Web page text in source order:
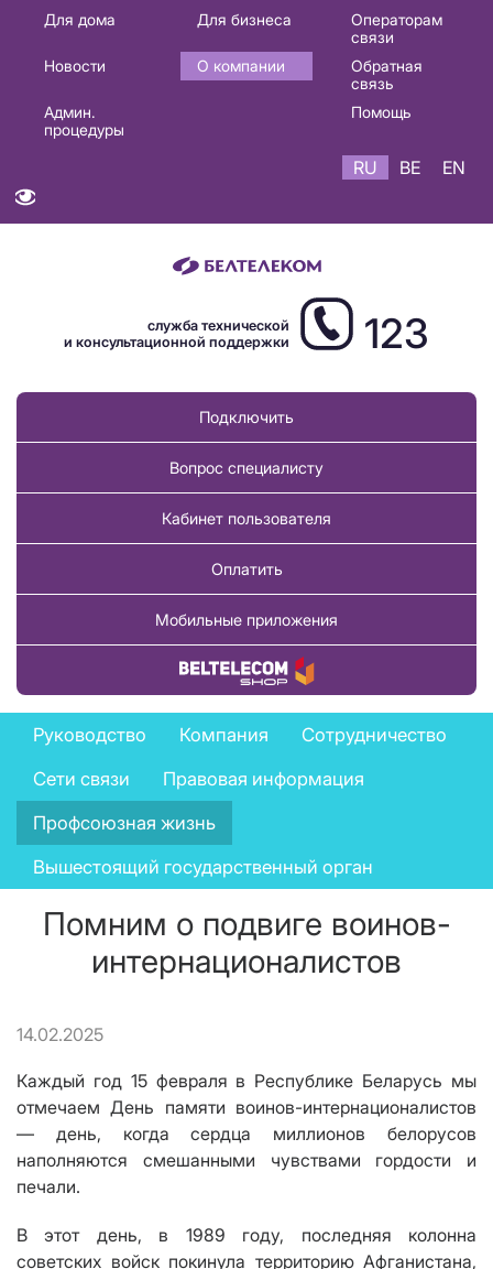
Основная
навигация
Для дома Для бизнеса
Операторам
связи
Новости
О компании
Обратная
связь
Админ.
процедуры
Помощь
RU BE EN
служба технической
и консультационной поддержки
123
Подключить
Вопрос специалисту
Кабинет пользователя
Оплатить
Мобильные приложения
Купить товар
Company
menu
Руководство Компания
Сотрудничество
Сети связи
Правовая информация
Профсоюзная жизнь
Вышестоящий государственный орган
Помним о подвиге воинов-
интернационалистов
14.02.2025
Каждый год 15 февраля в Республике Беларусь мы
отмечаем День памяти воинов-интернационалистов
— день, когда сердца миллионов белорусов
наполняются смешанными чувствами гордости и
печали.
В этот день, в 1989 году, последняя колонна
советских войск покинула территорию Афганистана,